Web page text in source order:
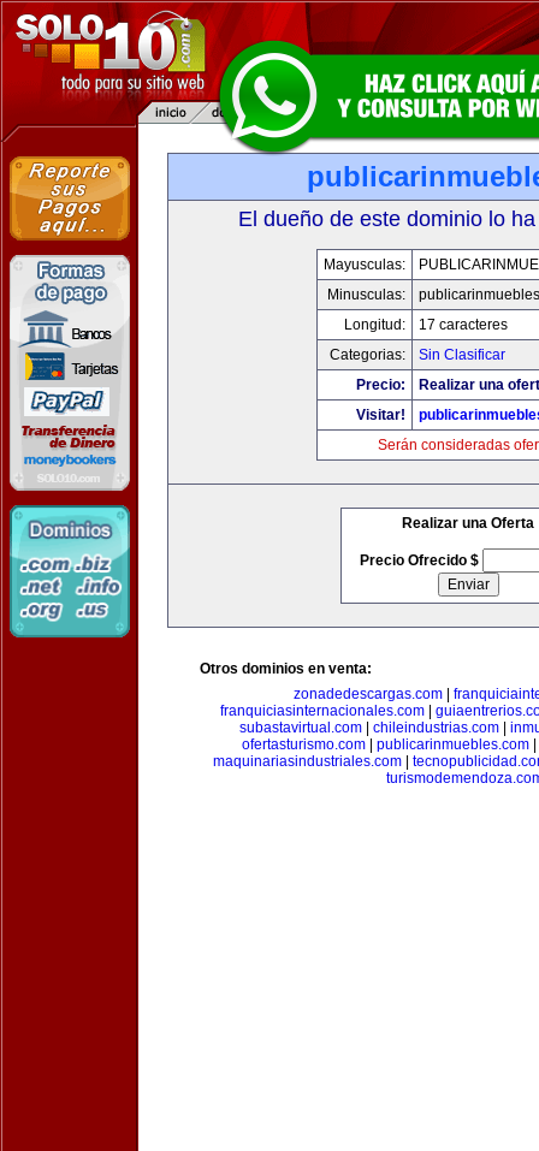
El dueño de este dominio lo
Mayusculas:
Minusculas:
Longitud:
17 caracteres
Categorias:
Sin Clasificar
Precio:
Realizar una
Visitar!
Serán consideradas
Realizar una Oferta
Precio Ofrecido $
Otros dominios en venta:
zonadedescargas.com
franquiciasinternacionales.com
subastavirtual.com
chileindustrias.com
ofertasturismo.com
publicarinmuebles.com
maquinariasindustriales.com|